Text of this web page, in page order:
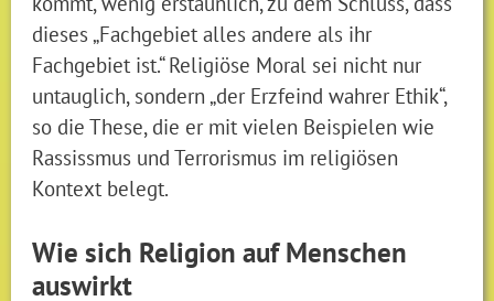
dieses „Fachgebiet alles andere als ihr
Fachgebiet ist.“ Religiöse Moral sei nicht nur
untauglich, sondern „der Erzfeind wahrer Ethik“,
so die These, die er mit vielen Beispielen wie
Rassissmus und Terrorismus im religiösen
Kontext belegt.
Wie sich Religion auf Menschen
auswirkt